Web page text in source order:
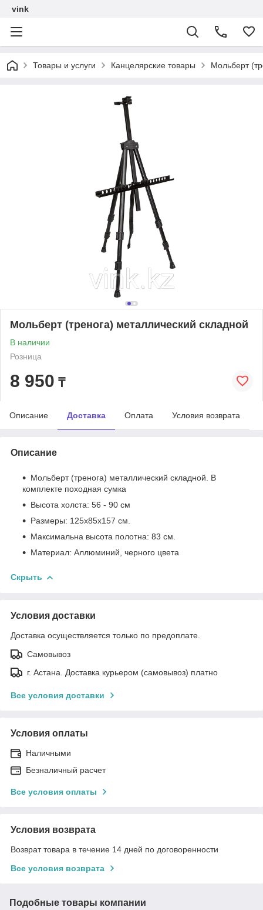
vink
Товары и услуги Канцелярские товары Мольберт
Мольберт (тренога) металлический складной
В наличии
Розница
8 950 ₸
Описание Доставка Оплата Условия возврата
Описание
Мольберт (тренога) металлический складной. В
комплекте походная сумка
Высота холста: 56 - 90 см
Размеры: 125х85х157 см.
Максимальна высота полотна: 83 см.
Материал: Аллюминий, черного цвета
Скрыть
Условия доставки
Доставка осуществляется только по предоплате.
Самовывоз
г. Астана. Доставка курьером (самовывоз) платно
Все условия доставки
Условия оплаты
Наличными
Безналичный расчет
Все условия оплаты
Условия возврата
Возврат товара в течение 14 дней по договоренности
Все условия возврата
Подобные товары компании